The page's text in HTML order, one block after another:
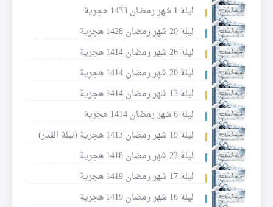
ليلة 1 شهر رمضان 1433 هجرية
ليلة 20 شهر رمضان 1428 هجرية
ليلة 26 شهر رمضان 1414 هجرية
ليلة 20 شهر رمضان 1414 هجرية
ليلة 13 شهر رمضان 1414 هجرية
ليلة 6 شهر رمضان 1414 هجرية
ليلة 19 شهر رمضان 1413 هجرية (ليلة القدر)
ليلة 23 شهر رمضان 1418 هجرية
ليلة 17 شهر رمضان 1419 هجرية
ليلة 16 شهر رمضان 1419 هجرية